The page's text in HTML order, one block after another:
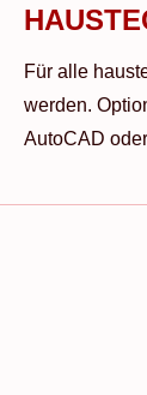
Für alle
werden.
AutoCAD